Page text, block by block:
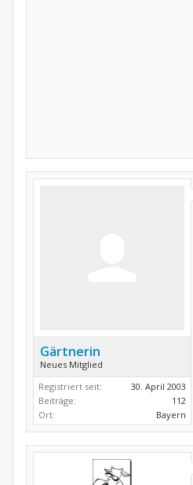
Gärtnerin
Neues Mitglied
Registriert seit:
30. April 2003
Beiträge:
112
Ort:
Bayern